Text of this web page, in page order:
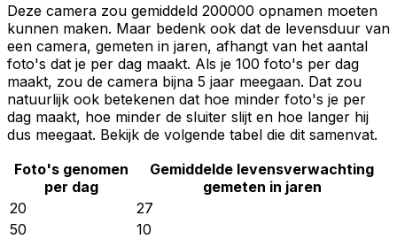
Deze camera zou gemiddeld 200000 opnamen moeten
kunnen maken. Maar bedenk ook dat de levensduur van
een camera, gemeten in jaren, afhangt van het aantal
foto's dat je per dag maakt. Als je 100 foto's per dag
maakt, zou de camera bijna 5 jaar meegaan. Dat zou
natuurlijk ook betekenen dat hoe minder foto's je per
dag maakt, hoe minder de sluiter slijt en hoe langer hij
dus meegaat. Bekijk de volgende tabel die dit samenvat.
Foto's genomen
per dag
Gemiddelde levensverwachting
gemeten in jaren
20
27
50
10